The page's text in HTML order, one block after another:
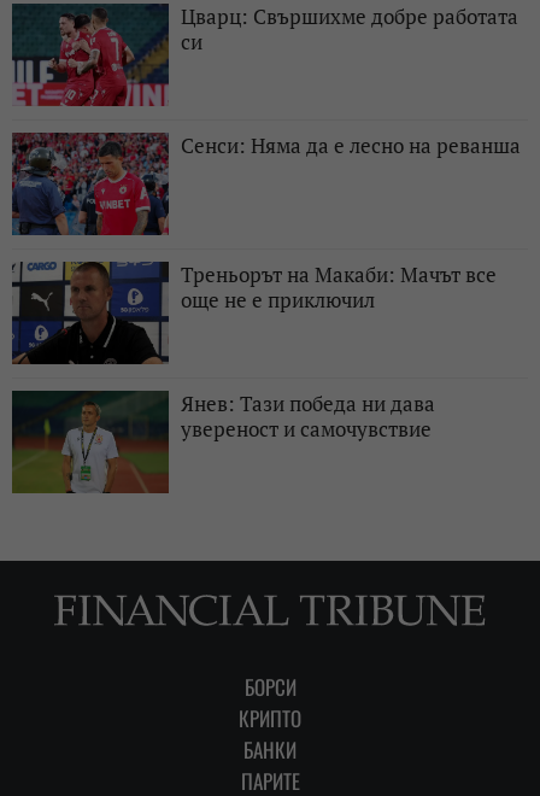
Цварц: Свършихме добре работата
си
Сенси: Няма да е лесно на реванша
Треньорът на Макаби: Мачът все
още не е приключил
Янев: Тази победа ни дава
увереност и самочувствие
БОРСИ
КРИПТО
БАНКИ
ПАРИТЕ